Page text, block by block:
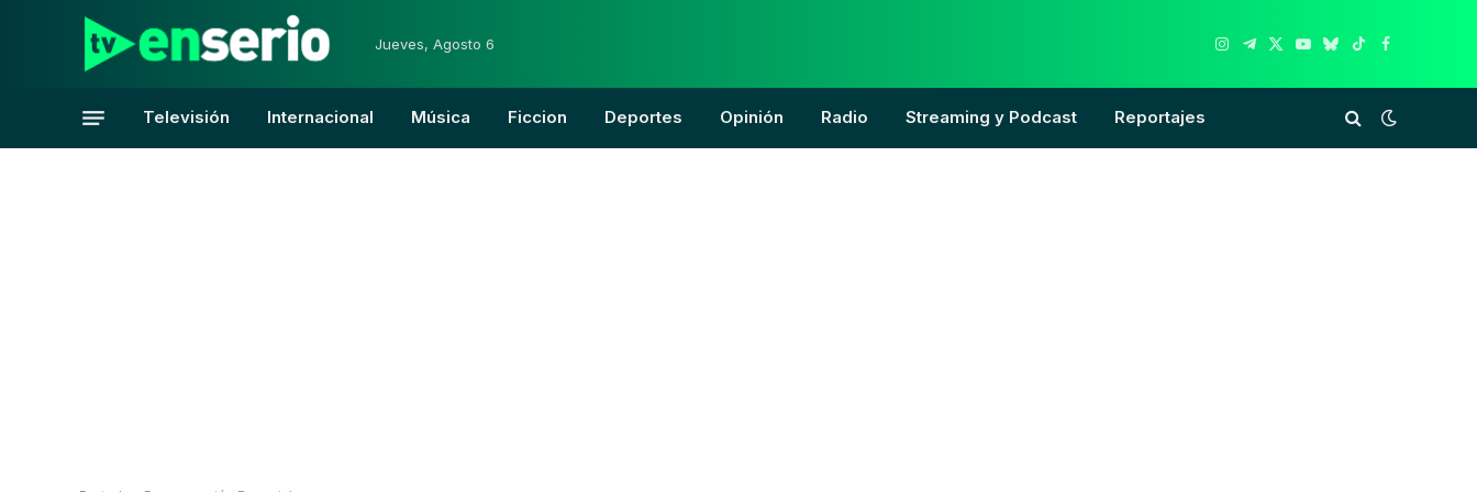
Jueves, Agosto 6
Instagram
Telegram
X
YouTube
Bluesky
TikTokFacebook
Televisión Internacional Música Ficcion Deportes Opinión Radio Streaming y Podcast Reportajes